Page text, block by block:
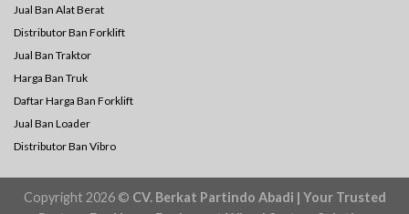
Jual Ban Alat Berat
Distributor Ban Forklift
Jual Ban Traktor
Harga Ban Truk
Daftar Harga Ban Forklift
Jual Ban Loader
Distributor Ban Vibro
Copyright 2026 © CV. Berkat Partindo Abadi | Your Trusted